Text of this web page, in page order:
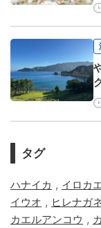
タグ
ハナイカ , イロカ
イウオ , ヒレナガ
カエルアンコウ ,